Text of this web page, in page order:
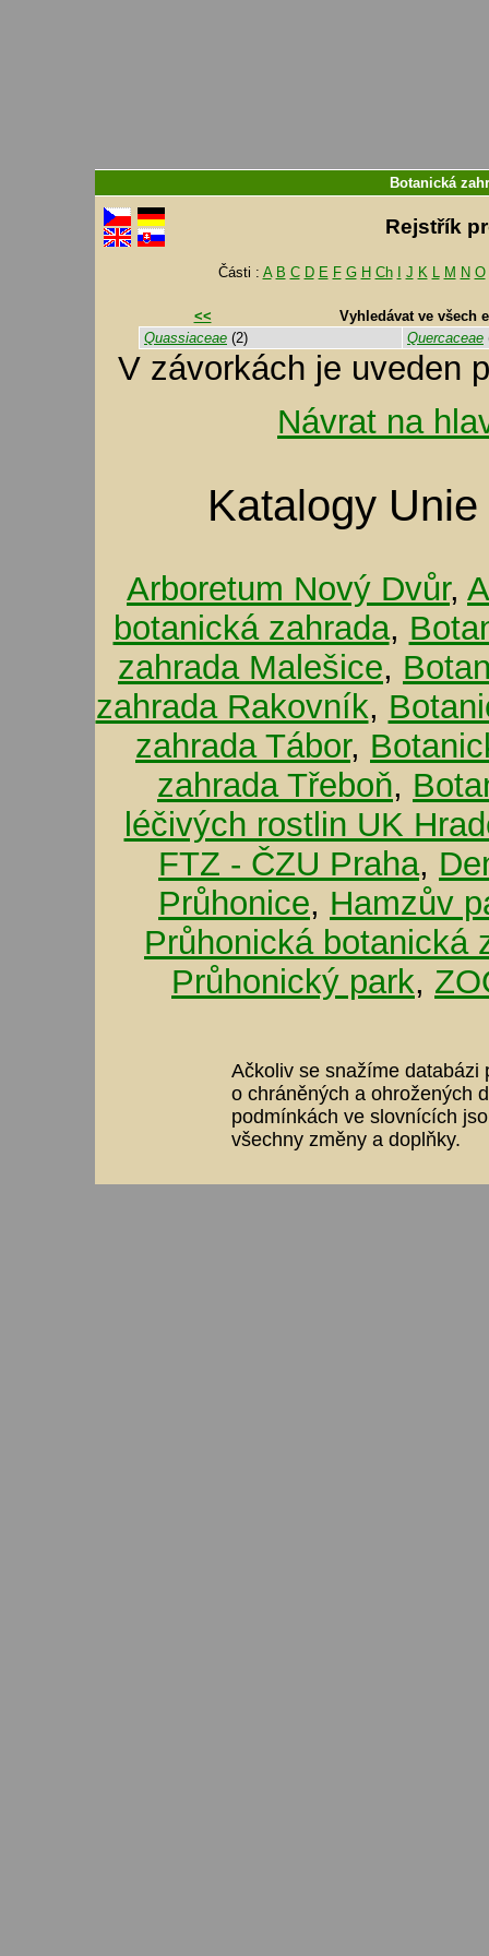
Botanická
Rejstřík
Části : A B C D E F G H Ch J K L M N O
<<
Vyhledávat ve všech
Quassiaceae (2) Quercaceae
V závorkách je uveden
Návrat na
Katalogy
Arboretum Nový Dvůr,
botanická zahrada,
zahrada Malešice,
zahrada Rakovník,
zahrada Tábor,
zahrada Třeboň,
léčivých rostlin UK
FTZ - ČZU Praha,
Průhonice, Hamzův
Průhonická botanická
Průhonický park,
Ačkoliv se snažíme databázi
o chráněných a ohrožených
podmínkách ve slovnících
všechny změny a doplňky.